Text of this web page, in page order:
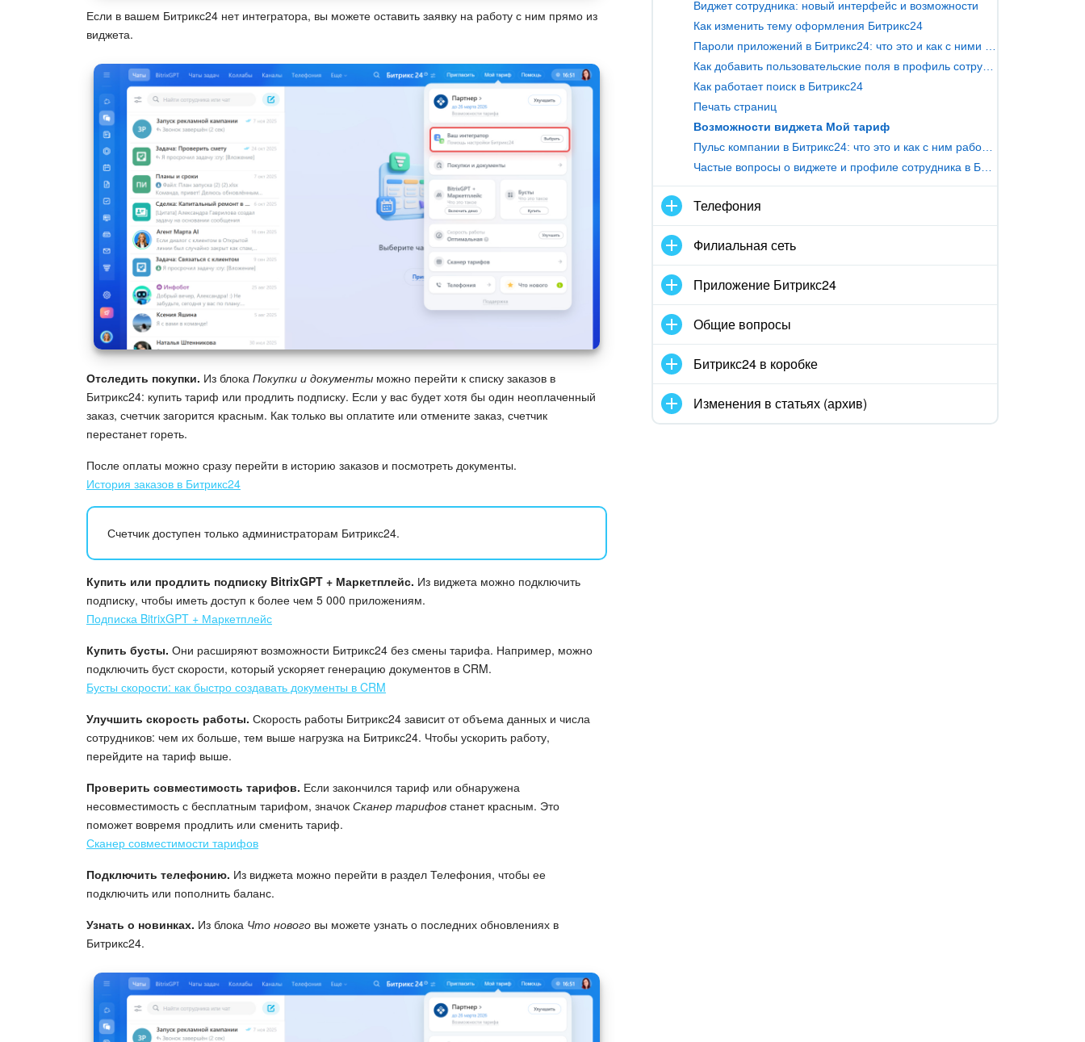
Если в вашем Битрикс24 нет интегратора, вы можете оставить заявку на работу с ним прямо из
виджета.
Отследить покупки. Из блока Покупки и документы можно перейти к списку заказов в
Битрикс24: купить тариф или продлить подписку. Если у вас будет хотя бы один неоплаченный
заказ, счетчик загорится красным. Как только вы оплатите или отмените заказ, счетчик
перестанет гореть.
После оплаты можно сразу перейти в историю заказов и посмотреть документы.
История заказов в Битрикс24
Счетчик доступен только администраторам Битрикс24.
Купить или продлить подписку BitrixGPT + Маркетплейс. Из виджета можно подключить
подписку, чтобы иметь доступ к более чем 5 000 приложениям.
Подписка BitrixGPT + Маркетплейс
Купить бусты. Они расширяют возможности Битрикс24 без смены тарифа. Например, можно
подключить буст скорости, который ускоряет генерацию документов в CRM.
Бусты скорости: как быстро создавать документы в CRM
Улучшить скорость работы. Скорость работы Битрикс24 зависит от объема данных и числа
сотрудников: чем их больше, тем выше нагрузка на Битрикс24. Чтобы ускорить работу,
перейдите на тариф выше.
Проверить совместимость тарифов. Если закончился тариф или обнаружена
несовместимость с бесплатным тарифом, значок Сканер тарифов станет красным. Это
поможет вовремя продлить или сменить тариф.
Сканер совместимости тарифов
Подключить телефонию. Из виджета можно перейти в раздел Телефония, чтобы ее
подключить или пополнить баланс.
Узнать о новинках. Из блока Что нового вы можете узнать о последних обновлениях в
Битрикс24.
Виджет сотрудника: новый интерфейс и возможности
Как изменить тему оформления Битрикс24
Как работает поиск в Битрикс24
Печать страниц
Возможности виджета Мой тариф
Телефония
Филиальная сеть
Приложение Битрикс24
Общие вопросы
Битрикс24 в коробке
Изменения в статьях (архив)